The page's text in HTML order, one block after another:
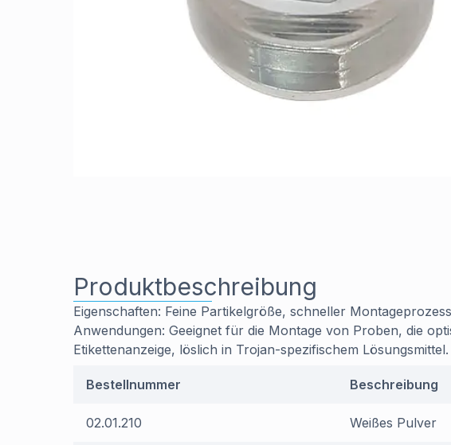
Produktbeschreibung
Eigenschaften: Feine Partikelgröße, schneller
Anwendungen: Geeignet für die Montage von Proben, die
Etikettenanzeige, löslich in Trojan-spezifischem Lösungsmittel.
Bestellnummer Beschreibung
02.01.210 Weißes Pulver